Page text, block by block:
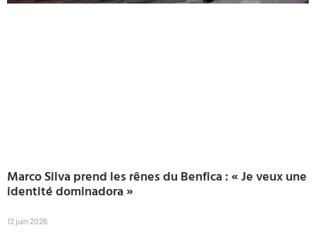
Marco Silva prend les rênes du Benfica : « Je veux une
identité dominadora »
12 juin 2026